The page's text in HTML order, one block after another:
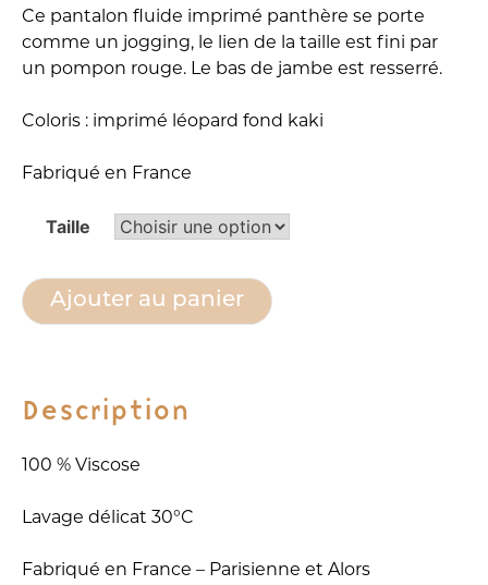
initial
était :
95,00€.
actuel
est :
Ce pantalon fluide imprimé panthère se porte
comme un jogging, le lien de la taille est fini par
un pompon rouge. Le bas de jambe est resserré.
Coloris : imprimé léopard fond kaki
Fabriqué en France
Taille
quantité
de
Ajouter au panier
Alternative:
Description
100 % Viscose
Lavage délicat 30°C
Fabriqué en France – Parisienne et Alors